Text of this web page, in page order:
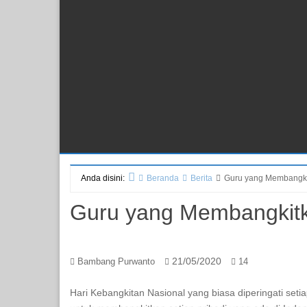
Anda disini: Beranda Berita Guru yang
Guru yang
Bambang Purwanto 21/05/2020 14
Hari Kebangkitan Nasional yang biasa diperingati